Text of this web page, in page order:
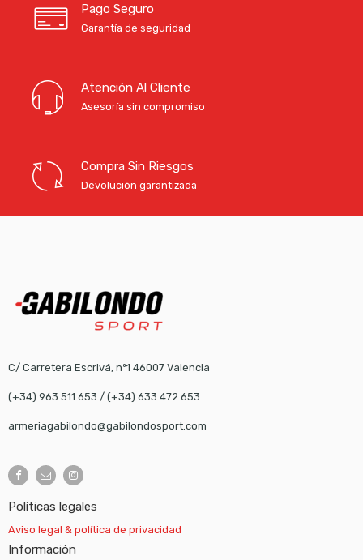
Pago Seguro
Garantía de seguridad
Atención Al Cliente
Asesoría sin compromiso
Compra Sin Riesgos
Devolución garantizada
C/ Carretera Escrivá, nº1 46007 Valencia
(+34) 963 511 653 / (+34) 633 472 653
armeriagabilondo@gabilondosport.com
Políticas legales
Aviso legal & política de privacidad
Información